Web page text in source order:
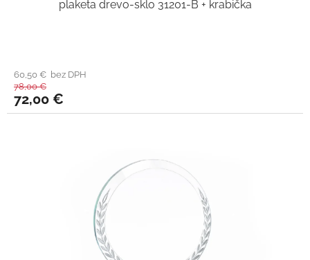
plaketa drevo-sklo 31201-B + krabička
60,50 € bez DPH
78,00 €
72,00 €